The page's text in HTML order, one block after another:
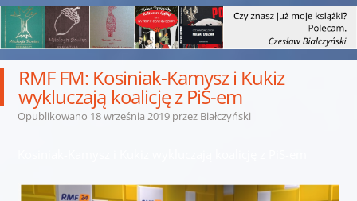
RMF FM: Kosiniak-Kamysz i Kukiz
wykluczają koalicję z PiS-em
Opublikowano 18 września 2019przez Białczyński